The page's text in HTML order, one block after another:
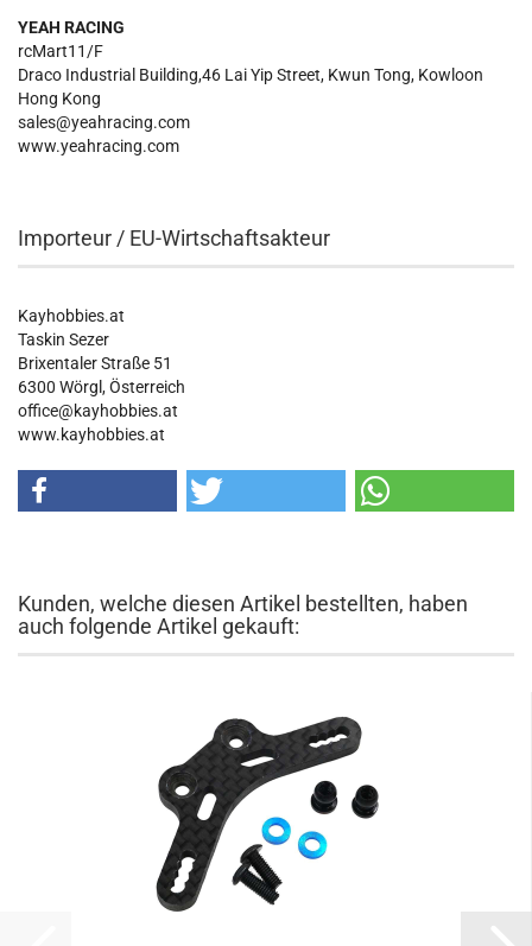
YEAH RACING
rcMart11/F
Draco Industrial Building,46 Lai Yip Street, Kwun Tong, Kowloon
Hong Kong
sales@yeahracing.com
www.yeahracing.com
Importeur / EU-Wirtschaftsakteur
Kayhobbies.at
Taskin Sezer
Brixentaler Straße 51
6300 Wörgl, Österreich
office@kayhobbies.at
www.kayhobbies.at
Kunden, welche diesen Artikel bestellten, haben
auch folgende Artikel gekauft: